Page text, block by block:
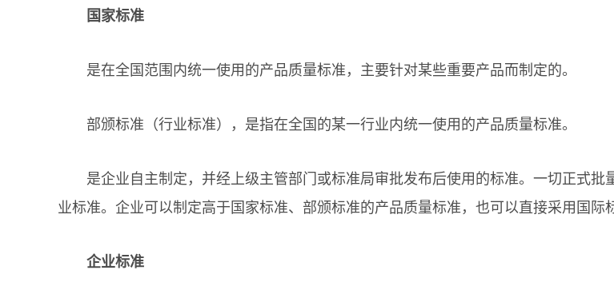
国家标准
是在全国范围内统一使用的产品质量标准，主要针对某些重要产品而制定的。
部颁标准（行业标准），是指在全国的某一行业内统一使用的产品质量标准。
是企业自主制定，并经上级主管部门或标准局审批发布后使用的标准。一切正式批
业标准。企业可以制定高于国家标准、部颁标准的产品质量标准，也可以直接采用国际
企业标准